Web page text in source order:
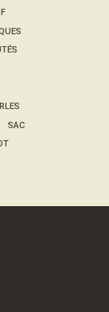
SAC